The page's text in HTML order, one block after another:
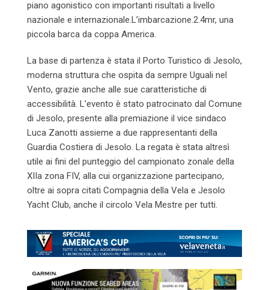
piano agonistico con importanti risultati a livello
nazionale e internazionale.L’imbarcazione.2.4mr, una
piccola barca da coppa America.
La base di partenza è stata il Porto Turistico di Jesolo,
moderna struttura che ospita da sempre Uguali nel
Vento, grazie anche alle sue caratteristiche di
accessibilità. L’evento è stato patrocinato dal Comune
di Jesolo, presente alla premiazione il vice sindaco
Luca Zanotti assieme a due rappresentanti della
Guardia Costiera di Jesolo. La regata è stata altresì
utile ai fini del punteggio del campionato zonale della
XIIa zona FIV, alla cui organizzazione partecipano,
oltre ai sopra citati Compagnia della Vela e Jesolo
Yacht Club, anche il circolo Vela Mestre per tutti.